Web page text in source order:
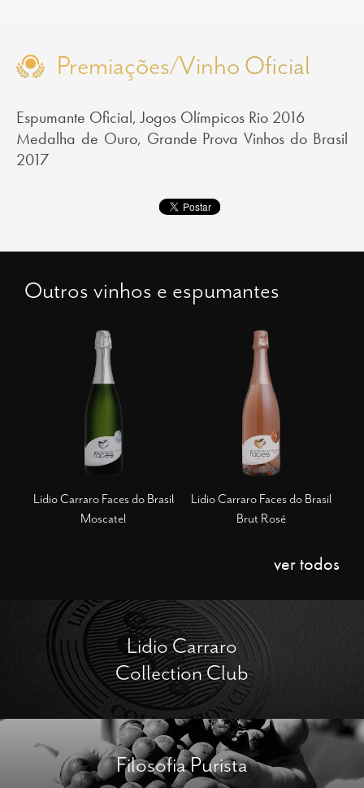
Premiações/Vinho Oficial
Espumante Oficial, Jogos Olímpicos Rio 2016
Medalha de Ouro, Grande Prova Vinhos do Brasil
2017
Outros vinhos e espumantes
Lidio Carraro Faces do Brasil
Moscatel
Lidio Carraro Faces do Brasil
Brut Rosé
ver todos
Lidio Carraro
Collection Club
Filosofia Purista